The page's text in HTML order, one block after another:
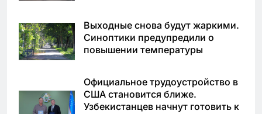
Выходные снова будут жаркими.
Синоптики предупредили о
повышении температуры
Официальное трудоустройство в
США становится ближе.
Узбекистанцев начнут готовить к